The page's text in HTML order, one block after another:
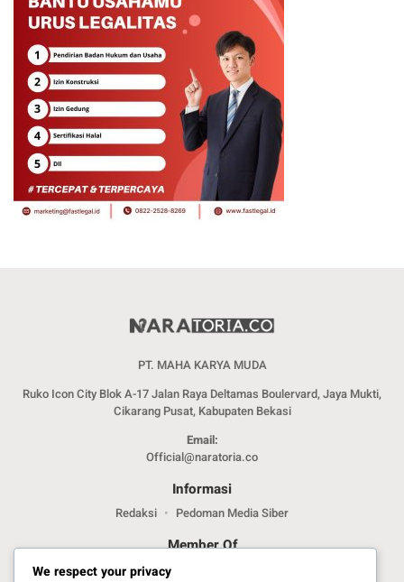
PT. MAHA KARYA MUDA
Ruko Icon City Blok A-17 Jalan Raya Deltamas Boulervard, Jaya Mukti,
Cikarang Pusat, Kabupaten Bekasi
Email:
Official@naratoria.co
Informasi
Redaksi Pedoman Media Siber
Member Of
We respect your privacy